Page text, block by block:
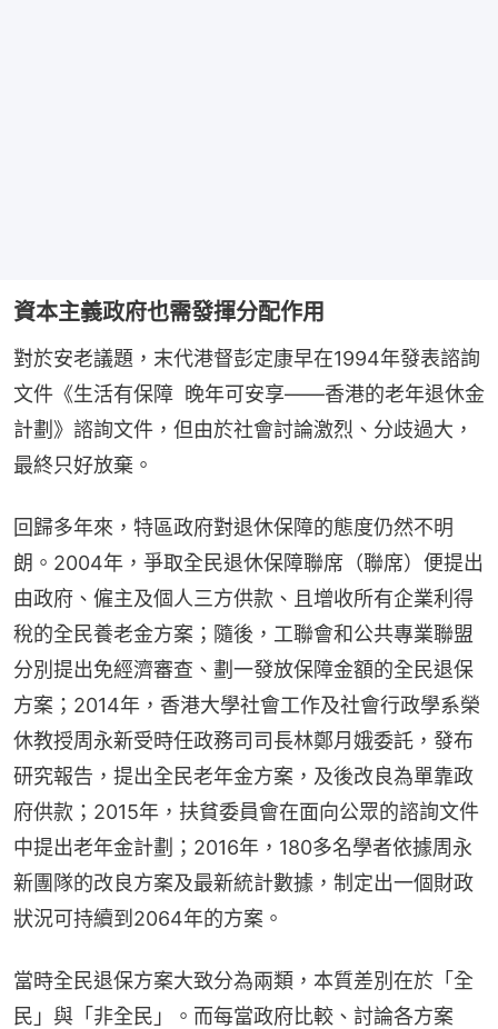
資本主義政府也需發揮分配作用
對於安老議題，末代港督彭定康早在1994年發表諮詢
文件《生活有保障  晚年可安享——香港的老年退休金
計劃》諮詢文件，但由於社會討論激烈、分歧過大，
最終只好放棄。
回歸多年來，特區政府對退休保障的態度仍然不明
朗。2004年，爭取全民退休保障聯席（聯席）便提出
由政府、僱主及個人三方供款、且增收所有企業利得
稅的全民養老金方案；隨後，工聯會和公共專業聯盟
分別提出免經濟審查、劃一發放保障金額的全民退保
方案；2014年，香港大學社會工作及社會行政學系榮
休教授周永新受時任政務司司長林鄭月娥委託，發布
研究報告，提出全民老年金方案，及後改良為單靠政
府供款；2015年，扶貧委員會在面向公眾的諮詢文件
中提出老年金計劃；2016年，180多名學者依據周永
新團隊的改良方案及最新統計數據，制定出一個財政
狀況可持續到2064年的方案。
當時全民退保方案大致分為兩類，本質差別在於「全
民」與「非全民」。而每當政府比較、討論各方案